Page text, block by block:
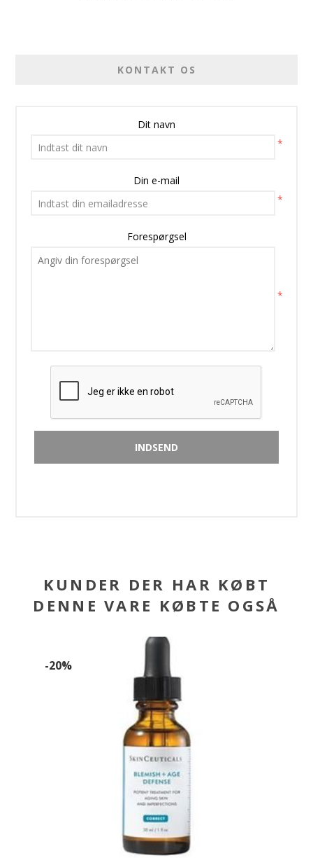
KONTAKT OS
Dit navn
*
Din e-mail
*
Forespørgsel
*
KUNDER DER HAR KØBT
DENNE VARE KØBTE OGSÅ
-20%